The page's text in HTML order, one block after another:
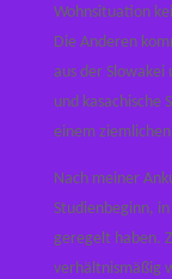
Wohnsituation
Die Anderen
aus der Slowakei
und kasachische
einem
Nach meiner
Studienbeginn,
geregelt haben.
verhältnismäßig